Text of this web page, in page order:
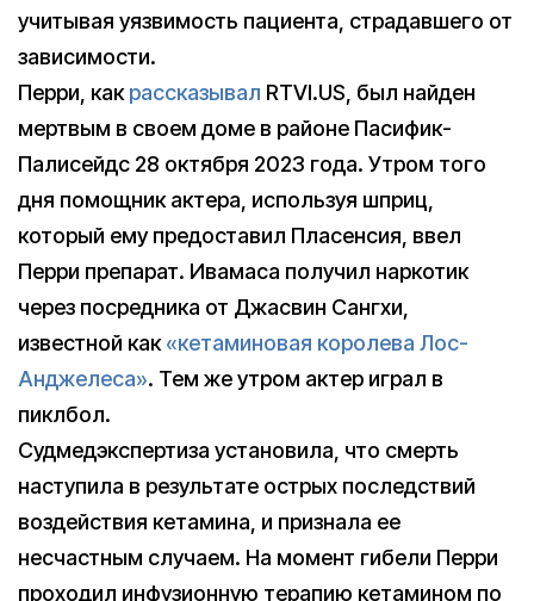
учитывая уязвимость пациента, страдавшего от
зависимости.
Перри, какрассказывал RTVI.US, был найден
мертвым в своем доме в районе Пасифик-
Палисейдс 28 октября 2023 года. Утром того
дня помощник актера, используя шприц,
который ему предоставил Пласенсия, ввел
Перри препарат. Ивамаса получил наркотик
через посредника от Джасвин Сангхи,
известной как«кетаминовая королева Лос-
Анджелеса». Тем же утром актер играл в
пиклбол.
Судмедэкспертиза установила, что смерть
наступила в результате острых последствий
воздействия кетамина, и признала ее
несчастным случаем. На момент гибели Перри
проходил инфузионную терапию кетамином по